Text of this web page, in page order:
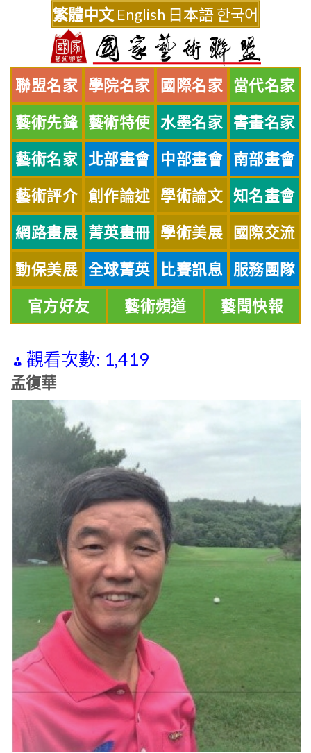
繁體中文 English 日本語한국어
聯盟名家 學院名家 國際名家 當代名家
藝術先鋒 藝術特使 水墨名家 書畫名家
藝術名家 北部畫會 中部畫會 南部畫會
藝術評介 創作論述 學術論文 知名畫會
網路畫展 菁英畫冊 學術美展 國際交流
動保美展 全球菁英 比賽訊息 服務團隊
官方好友 藝術頻道 藝聞快報
觀看次數: 1,419
孟復華